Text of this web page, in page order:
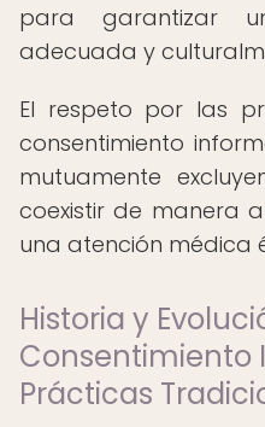
para garantizar
adecuada y
El respeto por las
consentimiento
mutuamente
coexistir de manera
una atención médica
Historia y
Consentimiento
Prácticas